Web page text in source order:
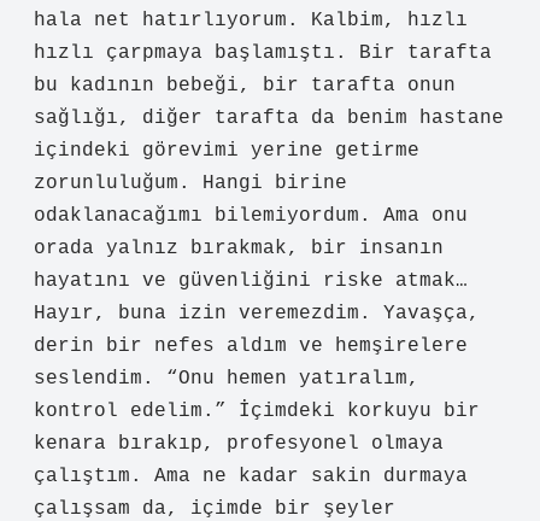
hala net hatırlıyorum. Kalbim, hızlı
hızlı çarpmaya başlamıştı. Bir tarafta
bu kadının bebeği, bir tarafta onun
sağlığı, diğer tarafta da benim hastane
içindeki görevimi yerine getirme
zorunluluğum. Hangi birine
odaklanacağımı bilemiyordum. Ama onu
orada yalnız bırakmak, bir insanın
hayatını ve güvenliğini riske atmak…
Hayır, buna izin veremezdim. Yavaşça,
derin bir nefes aldım ve hemşirelere
seslendim. “Onu hemen yatıralım,
kontrol edelim.” İçimdeki korkuyu bir
kenara bırakıp, profesyonel olmaya
çalıştım. Ama ne kadar sakin durmaya
çalışsam da, içimde bir şeyler